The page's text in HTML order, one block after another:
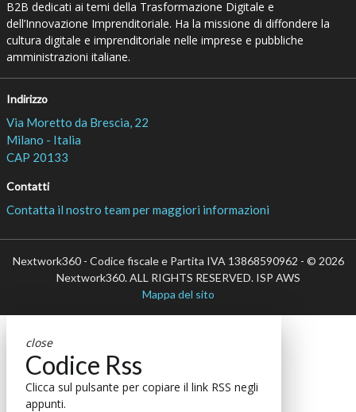
B2B dedicati ai temi della Trasformazione Digitale e
dell’Innovazione Imprenditoriale. Ha la missione di diffondere la
cultura digitale e imprenditoriale nelle imprese e pubbliche
amministrazioni italiane.
Indirizzo
Via Moretto da Brescia, 22
Milano - Italia
CAP 20133
Contatti
Contatta il nostro team per maggiori informazioni
Nextwork360 - Codice fiscale e Partita IVA 13868590962 - © 2026
Nextwork360. ALL RIGHTS RESERVED. ISP AWS
Mappa del sito
close
Codice Rss
Clicca sul pulsante per copiare il link RSS negli
appunti.